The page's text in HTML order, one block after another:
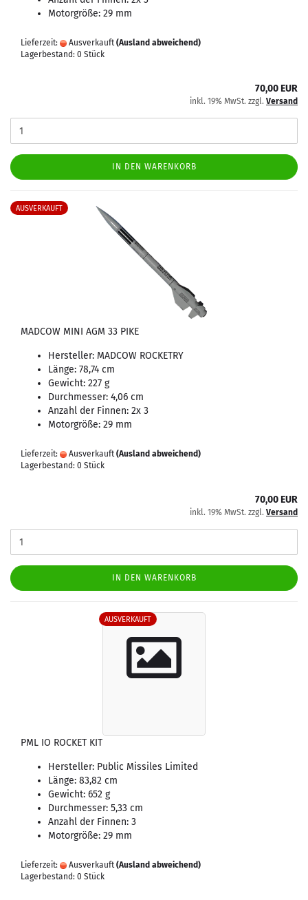
Motorgröße: 29 mm
Lieferzeit: Ausverkauft (Ausland abweichend)
Lagerbestand: 0 Stück
70,00 EUR
inkl. 19% MwSt. zzgl. Versand
IN DEN WARENKORB
AUSVERKAUFT
MADCOW MINI AGM 33 PIKE
Hersteller: MADCOW ROCKETRY
Länge: 78,74 cm
Gewicht: 227 g
Durchmesser: 4,06 cm
Anzahl der Finnen: 2x 3
Motorgröße: 29 mm
Lieferzeit: Ausverkauft (Ausland abweichend)
Lagerbestand: 0 Stück
70,00 EUR
inkl. 19% MwSt. zzgl. Versand
IN DEN WARENKORB
AUSVERKAUFT
PML IO ROCKET KIT
Hersteller: Public Missiles Limited
Länge: 83,82 cm
Gewicht: 652 g
Durchmesser: 5,33 cm
Anzahl der Finnen: 3
Motorgröße: 29 mm
Lieferzeit: Ausverkauft (Ausland abweichend)
Lagerbestand: 0 Stück